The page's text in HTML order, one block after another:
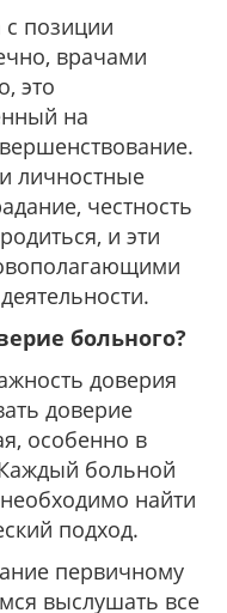
с позиции
врачами
это
на
личностные
честность
и эти
больного?
доверия
доверие
особенно в
больной
найти
подход.
первичному
выслушать все